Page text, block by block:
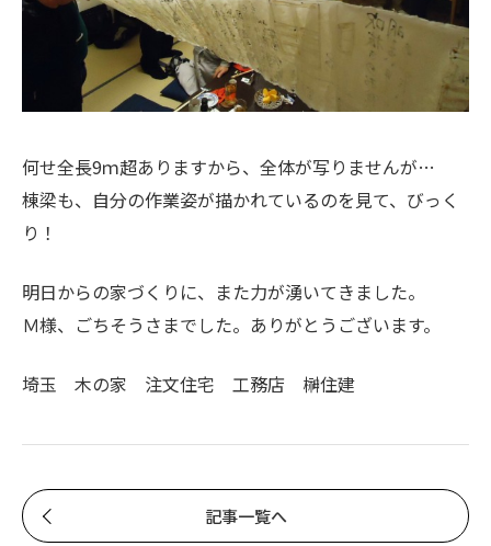
何せ全長9ｍ超ありますから、全体が写りませんが…
棟梁も、自分の作業姿が描かれているのを見て、びっく
り！
明日からの家づくりに、また力が湧いてきました。
Ｍ様、ごちそうさまでした。ありがとうございます。
埼玉 木の家 注文住宅 工務店 榊住建
記事一覧へ